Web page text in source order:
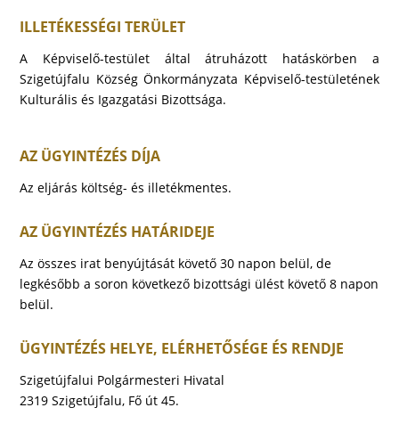
ILLETÉKESSÉGI TERÜLET
A Képviselő-testület által átruházott hatáskörben a
Szigetújfalu Község Önkormányzata Képviselő-testületének
Kulturális és Igazgatási Bizottsága.
AZ ÜGYINTÉZÉS DÍJA
Az eljárás költség- és illetékmentes.
AZ ÜGYINTÉZÉS HATÁRIDEJE
Az összes irat benyújtását követő 30 napon belül, de
legkésőbb a soron következő bizottsági ülést követő 8 napon
belül.
ÜGYINTÉZÉS HELYE, ELÉRHETŐSÉGE ÉS RENDJE
Szigetújfalui Polgármesteri Hivatal
2319 Szigetújfalu, Fő út 45.